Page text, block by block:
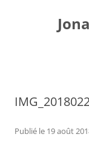
Publié le 19 août